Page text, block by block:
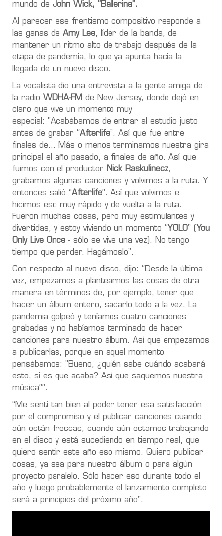
mundo de John Wick, “Ballerina”.
Al parecer ese frentismo compositivo responde a
las ganas de Amy Lee, líder de la banda, de
mantener un ritmo alto de trabajo después de la
etapa de pandemia, lo que ya apunta hacia la
llegada de un nuevo disco.
La vocalista dio una entrevista a la gente amiga de
la radio WDHA-FM de New Jersey, donde dejó en
claro que vive un momento muy
especial: "Acabábamos de entrar al estudio justo
antes de grabar “Afterlife”. Así que fue entre
finales de... Más o menos terminamos nuestra gira
principal el año pasado, a finales de año. Así que
fuimos con el productor
Nick Raskulinecz,
grabamos algunas canciones y volvimos a la ruta. Y
entonces salió “Afterlife”. Así que volvimos e
hicimos eso muy rápido y de vuelta a la ruta.
Fueron muchas cosas, pero muy estimulantes y
divertidas, y estoy viviendo un momento “YOLO” (
You
Only Live Once - sólo se vive una vez). No tengo
tiempo que perder. Hagámoslo”.
Con respecto al nuevo disco, dijo: “Desde la última
vez, empezamos a plantearnos las cosas de otra
manera en términos de, por ejemplo, tener que
hacer un álbum entero, sacarlo todo a la vez. La
pandemia golpeó y teníamos cuatro canciones
grabadas y no habíamos terminado de hacer
canciones para nuestro álbum. Así que empezamos
a publicarlas, porque en aquel momento
pensábamos: "Bueno, ¿quién sabe cuándo acabará
esto, si es que acaba? Así que saquemos nuestra
música””.
“Me sentí tan bien al poder tener esa satisfacción
por el compromiso y el publicar canciones cuando
aún están frescas, cuando aún estamos trabajando
en el disco y está sucediendo en tiempo real, que
quiero sentir este año eso mismo. Quiero publicar
cosas, ya sea para nuestro álbum o para algún
proyecto paralelo. Sólo hacer eso durante todo el
año y luego probablemente el lanzamiento completo
será a principios del próximo año".